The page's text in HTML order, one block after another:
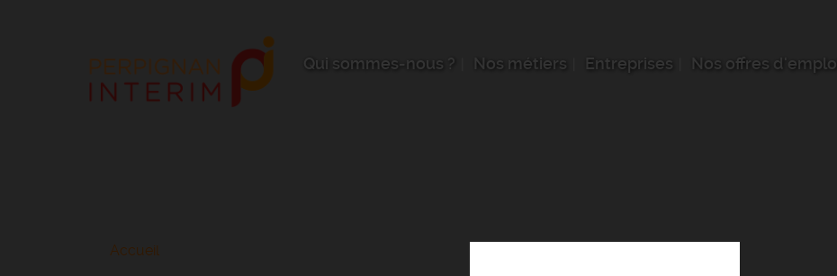
Qui sommes-nous ? Nos métiers Entreprises Nos offres d'emploi
Accueil